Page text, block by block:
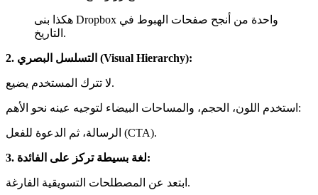
هكذا بنى Dropbox واحدة من أنجح صفحات الهبوط في
التاريخ.
2. التسلسل البصري (Visual Hierarchy):
لا تترك المستخدم يضيع.
استخدم اللون، الحجم، والمساحات البيضاء لتوجيه عينه نحو الأهم:
الرسالة، ثم الدعوة للفعل (CTA).
3. لغة بسيطة تركز على الفائدة:
ابتعد عن المصطلحات التسويقية الفارغة.